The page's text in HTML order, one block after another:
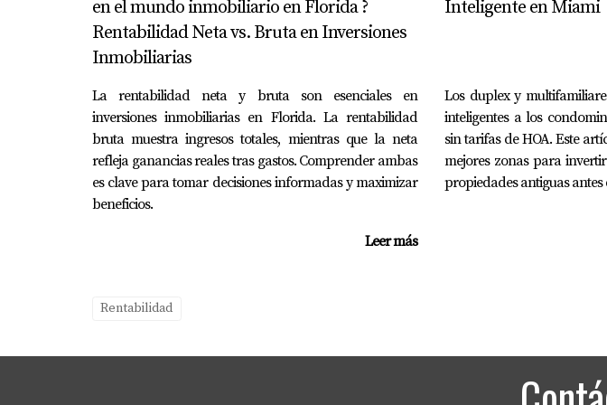
Las mejoras estéticas como pintura fresca, electrodomésticos modernos y
¿Cómo puedo utilizar las redes sociales para promocionar mi
visibilidad.
¿Cuándo debo considerar contratar a un agente
Si sientes que no tienes tiempo o experiencia suficiente para manejar el
maximizar tus resultados. Recuerda siempre buscar asesoramiento
navegar por el mundo inmobiliario con confianza y éxito. ¡Contáctala hoy
en el mundo inmobiliario en Florida ?
Rentabilidad Neta vs. Bruta en Inversiones
Inmobiliarias
La rentabilidad neta y bruta son esenciales en
inversiones inmobiliarias en Florida. La rentabilidad
bruta muestra ingresos totales, mientras que la neta
refleja ganancias reales tras gastos. Comprender ambas
es clave para tomar decisiones informadas y maximizar
beneficios.
Leer más
Inteligente en Miami
Los duplex y
inteligentes a los
sin tarifas de HOA. Este
mejores zonas para
propiedades antiguas
Rentabilidad